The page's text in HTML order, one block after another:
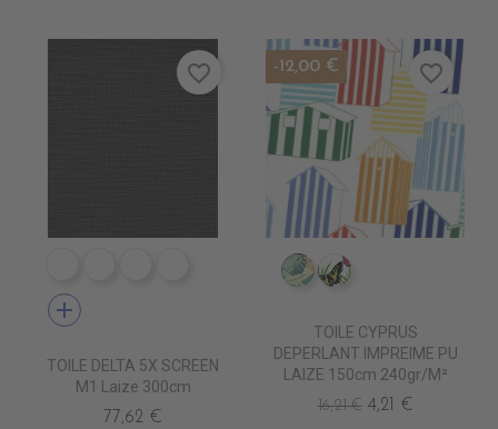
PS9608 ANTHRACITE
add
TOILE DELTA 5X SCREEN
M1 Laize 300cm
77,62 €
favorite_border
IM0805 FAUVE
TOILE CYPRUS
DEPERLANT IMPREIME PU
LAIZE 150cm 240gr/m²
16,21 € 4,21 €
-12,00 € favorite_border